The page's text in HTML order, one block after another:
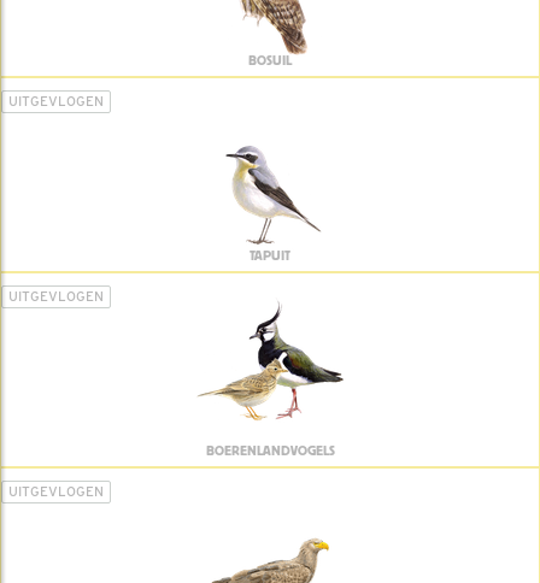
BOSUIL
UITGEVLOGEN
TAPUIT
UITGEVLOGEN
BOERENLANDVOGELS
UITGEVLOGEN